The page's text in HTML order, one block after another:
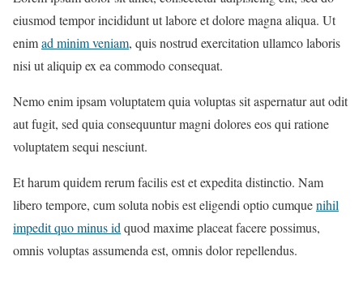
eiusmod tempor incididunt ut labore et dolore magna aliqua. Ut
enimad minim veniam, quis nostrud exercitation ullamco laboris
nisi ut aliquip ex ea commodo consequat.
Nemo enim ipsam voluptatem quia voluptas sit aspernatur aut odit
aut fugit, sed quia consequuntur magni dolores eos qui ratione
voluptatem sequi nesciunt.
Et harum quidem rerum facilis est et expedita distinctio. Nam
libero tempore, cum soluta nobis est eligendi optio cumquenihil
impedit quo minus id quod maxime placeat facere possimus,
omnis voluptas assumenda est, omnis dolor repellendus.